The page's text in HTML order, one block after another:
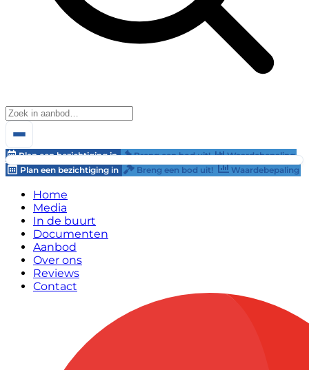
Plan een bezichtiging in Breng een bod uit!
Waardebepaling
Plan een bezichtiging in
Breng een bod uit! Waardebepaling
Home
Media
In de buurt
Documenten
Aanbod
Over ons
Reviews
Contact